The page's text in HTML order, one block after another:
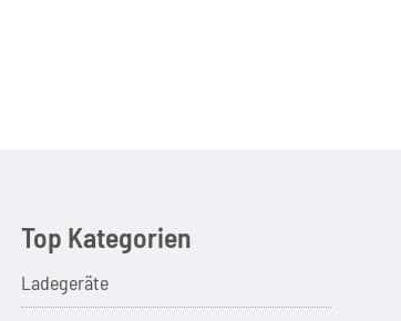
Top Kategorien
Ladegeräte